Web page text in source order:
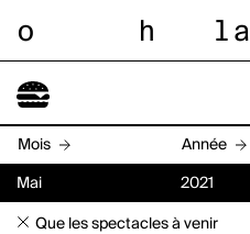
o h l a
Mois Année
Mai 2021
Que les spectacles à venir